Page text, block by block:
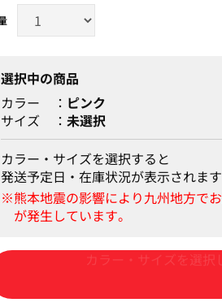
選択中の商品
カラー
ピンク
サイズ
未選択
カラー・サイズを選択すると
発送予定日・在庫状況が表示されます